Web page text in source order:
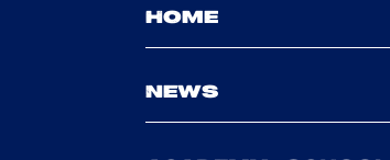
HOME
NEWS